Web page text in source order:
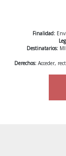
Finalidad:
Destinatarios:
Derechos: Acceder,